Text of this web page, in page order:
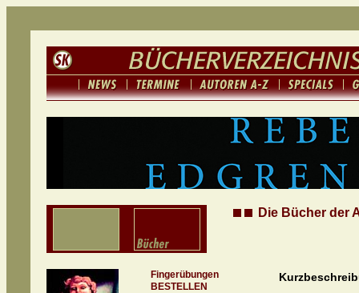
Die Bücher der
Fingerübungen
BESTELLEN